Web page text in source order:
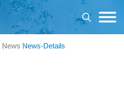
News News-Details